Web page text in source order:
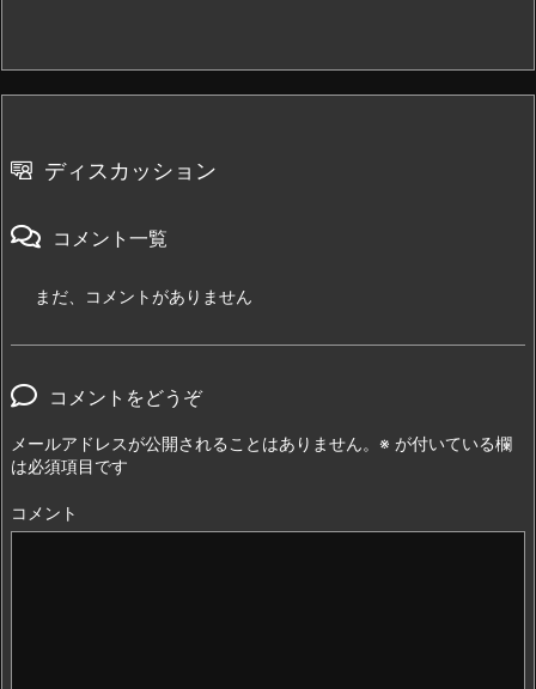
ディスカッション
コメント一覧
まだ、コメントがありません
コメントをどうぞ
メールアドレスが公開されることはありません。 ※ が付いている欄
は必須項目です
コメント